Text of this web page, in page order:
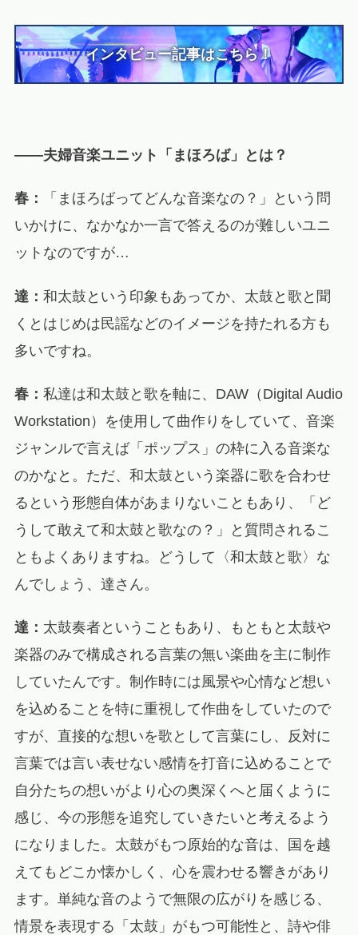
インタビュー記事はこちら！
――夫婦音楽ユニット「まほろば」とは？
春：
「まほろばってどんな音楽なの？」という問
いかけに、なかなか一言で答えるのが難しいユニ
ットなのですが…
達： 和太鼓という印象もあってか、太鼓と歌と聞
くとはじめは民謡などのイメージを持たれる方も
多いですね。
春： 私達は和太鼓と歌を軸に、DAW（Digital Audio
Workstation）を使用して曲作りをしていて、音楽
ジャンルで言えば「ポップス」の枠に入る音楽な
のかなと。ただ、和太鼓という楽器に歌を合わせ
るという形態自体があまりないこともあり、「ど
うして敢えて和太鼓と歌なの？」と質問されるこ
ともよくありますね。どうして〈和太鼓と歌〉な
んでしょう、達さん。
達： 太鼓奏者ということもあり、もともと太鼓や
楽器のみで構成される言葉の無い楽曲を主に制作
していたんです。制作時には風景や心情など想い
を込めることを特に重視して作曲をしていたので
すが、直接的な想いを歌として言葉にし、反対に
言葉では言い表せない感情を打音に込めることで
自分たちの想いがより心の奥深くへと届くように
感じ、今の形態を追究していきたいと考えるよう
になりました。太鼓がもつ原始的な音は、国を越
えてもどこか懐かしく、心を震わせる響きがあり
ます。単純な音のようで無限の広がりを感じる、
情景を表現する「太鼓」がもつ可能性と、詩や俳